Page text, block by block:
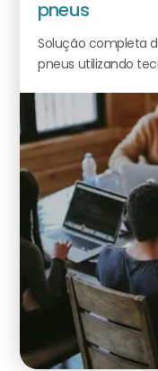
pneus
Solução completa
pneus utilizando